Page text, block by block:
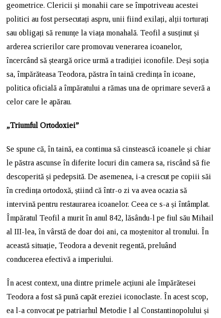
geometrice. Clericii și monahii care se împotriveau acestei
politici au fost persecutați aspru, unii fiind exilați, alții torturați
sau obligați să renunțe la viața monahală. Teofil a susținut și
arderea scrierilor care promovau venerarea icoanelor,
încercând să șteargă orice urmă a tradiției iconofile. Deși soția
sa, împărăteasa Teodora, păstra în taină credința în icoane,
politica oficială a împăratului a rămas una de oprimare severă a
celor care le apărau.
„Triumful Ortodoxiei”
Se spune că, în taină, ea continua să cinstească icoanele și chiar
le păstra ascunse în diferite locuri din camera sa, riscând să fie
descoperită și pedepsită. De asemenea, i-a crescut pe copiii săi
în credința ortodoxă, știind că într-o zi va avea ocazia să
intervină pentru restaurarea icoanelor. Ceea ce s-a și întâmplat.
Împăratul Teofil a murit în anul 842, lăsându-l pe fiul său Mihail
al III-lea, în vârstă de doar doi ani, ca moștenitor al tronului. În
această situație, Teodora a devenit regentă, preluând
conducerea efectivă a imperiului.
În acest context, una dintre primele acțiuni ale împărătesei
Teodora a fost să pună capăt ereziei iconoclaste. În acest scop,
ea l-a convocat pe patriarhul Metodie I al Constantinopolului și